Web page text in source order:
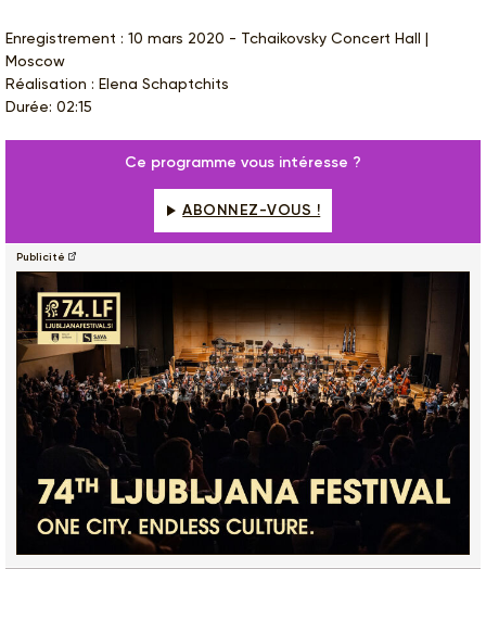
Enregistrement : 10 mars 2020 - Tchaikovsky Concert Hall |
Moscow
Réalisation : Elena Schaptchits
Durée: 02:15
Ce programme vous intéresse ?
ABONNEZ-VOUS !
Publicité